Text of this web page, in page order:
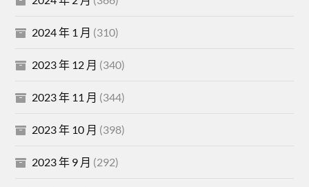
2024 年 1 月 (310)
2023 年 12 月 (340)
2023 年 11 月 (344)
2023 年 10 月 (398)
2023 年 9 月 (292)